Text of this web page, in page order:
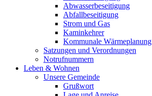
Abwasserbeseitigung
Abfallbeseitigung
Strom und Gas
Kaminkehrer
Kommunale Wärmeplanung
Satzungen und Verordnungen
Notrufnummern
Leben & Wohnen
Unsere Gemeinde
Grußwort